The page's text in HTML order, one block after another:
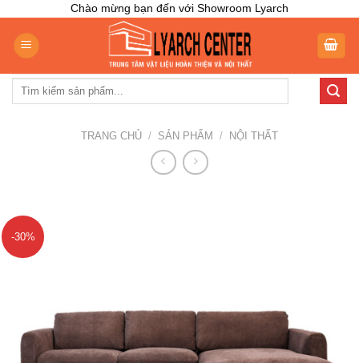
content
Chào mừng bạn đến với Showroom Lyarch
Tìm
TRANG CHỦ / SẢN PHẨM / NỘI THẤT
-30%